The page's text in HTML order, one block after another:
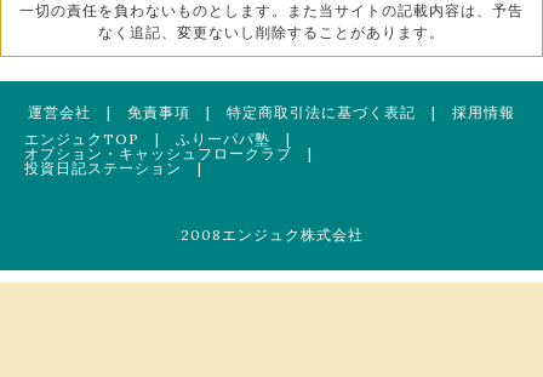
一切の責任を負わないものとします。また当サイトの記載内容は、予告
なく追記、変更ないし削除することがあります。
運営会社 | 免責事項 | 特定商取引法に基づく表記 | 採用情報
エンジュクTOP
| ふりーパパ塾 |
オプション・キャッシュフロークラブ |
投資日記ステーション
|
2008エンジュク株式会社